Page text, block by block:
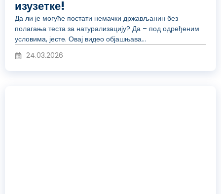
о
д
изузетке!
Да ли је могуће постати немачки држављанин без
полагања теста за натурализацију? Да – под одређеним
условима, јесте. Овај видео објашњава...
24.03.2026